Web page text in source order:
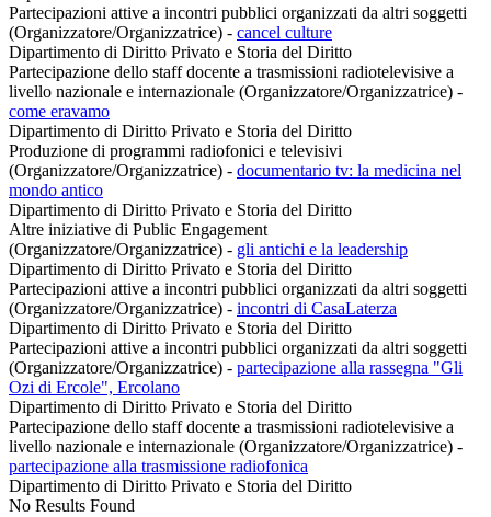
Partecipazioni attive a incontri pubblici organizzati da altri soggetti
(Organizzatore/Organizzatrice) - cancel culture
Dipartimento di Diritto Privato e Storia del Diritto
Partecipazione dello staff docente a trasmissioni radiotelevisive a
livello nazionale e internazionale (Organizzatore/Organizzatrice) -
come eravamo
Dipartimento di Diritto Privato e Storia del Diritto
Produzione di programmi radiofonici e televisivi
(Organizzatore/Organizzatrice) - documentario tv: la medicina nel
mondo antico
Dipartimento di Diritto Privato e Storia del Diritto
Altre iniziative di Public Engagement
(Organizzatore/Organizzatrice) - gli antichi e la leadership
Dipartimento di Diritto Privato e Storia del Diritto
Partecipazioni attive a incontri pubblici organizzati da altri soggetti
(Organizzatore/Organizzatrice) - incontri di CasaLaterza
Dipartimento di Diritto Privato e Storia del Diritto
Partecipazioni attive a incontri pubblici organizzati da altri soggetti
(Organizzatore/Organizzatrice) - partecipazione alla rassegna "Gli
Ozi di Ercole", Ercolano
Dipartimento di Diritto Privato e Storia del Diritto
Partecipazione dello staff docente a trasmissioni radiotelevisive a
livello nazionale e internazionale (Organizzatore/Organizzatrice) -
partecipazione alla trasmissione radiofonica
Dipartimento di Diritto Privato e Storia del Diritto
No Results Found